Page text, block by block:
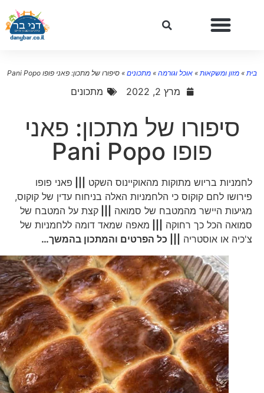
»מזון ומשקאות»אוכל וגורמה»מתכונים»סיפורו של מתכון: פאני פופו Pani Popo
מרץ 2, 2022 מתכונים
סיפורו של מתכון: פאני
פופו Pani Popo
לחמניות בריוש מתוקות מהאוקיינוס ​​השקט|||
פאני פופו
פירושו לחם קוקוס כי הלחמניות האלה בניחוח עדין של קוקוס,
מגיעות היישר מהמטבח של סמואה|||
קצת על המטבח של
סמואה הכל כך רחוקה|||
מאפה שמאד דומה ללחמניות של
צ'כיה או אוסטריה||| כל הפרטים והמתכון בהמשך…